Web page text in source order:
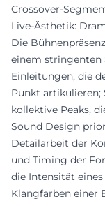
Crossover-
Live-Ästhetik:
Die
einem stringenten
Einleitungen, die
Punkt artikulieren;
kollektive Peaks,
Sound Design
Detailarbeit der
und Timing der
die Intensität
Klangfarben einer